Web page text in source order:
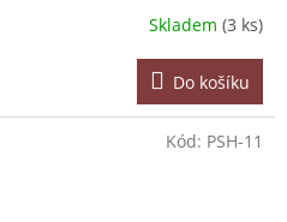
Skladem (3 ks)
Do košíku
Kód: PSH-11